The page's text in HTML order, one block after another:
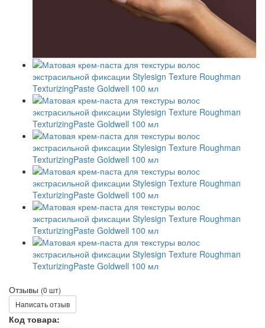
Отзывы (0 шт)
Написать отзыв
Код товара: